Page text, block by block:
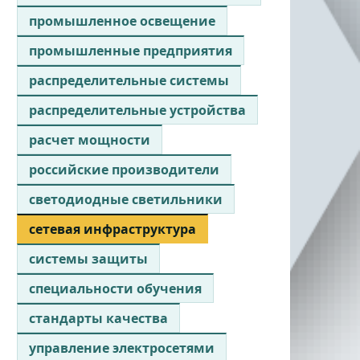
промышленное освещение
промышленные предприятия
распределительные системы
распределительные устройства
расчет мощности
российские производители
светодиодные светильники
сетевая инфраструктура
системы защиты
специальности обучения
стандарты качества
управление электросетями